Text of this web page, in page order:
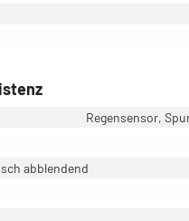
Regensensor,
abblendend